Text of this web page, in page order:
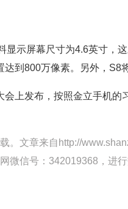
示屏幕尺寸为4.6英寸，
到800万像素。另外，S8
上发布，按照金立手机的
。文章来自http://
微信号：342019368，进行